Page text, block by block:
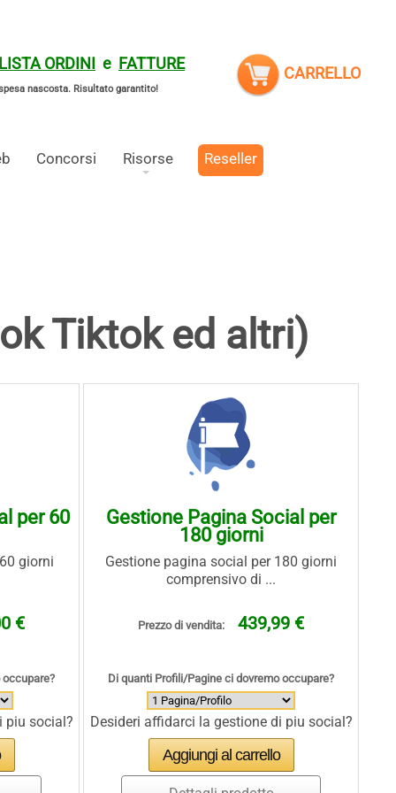
LISTA ORDINI e FATTURE
nascosta. Risultato garantito!
CARRELLO
Concorsi Risorse
Reseller
Tiktok ed altri)
per 60
giorni
€
piu social?
Gestione Pagina Social per
180 giorni
Gestione pagina social per 180 giorni
comprensivo di ...
Prezzo di vendita: 439,99 €
Di quanti Profili/Pagine ci dovremo occupare?
Desideri affidarci la gestione di piu social?